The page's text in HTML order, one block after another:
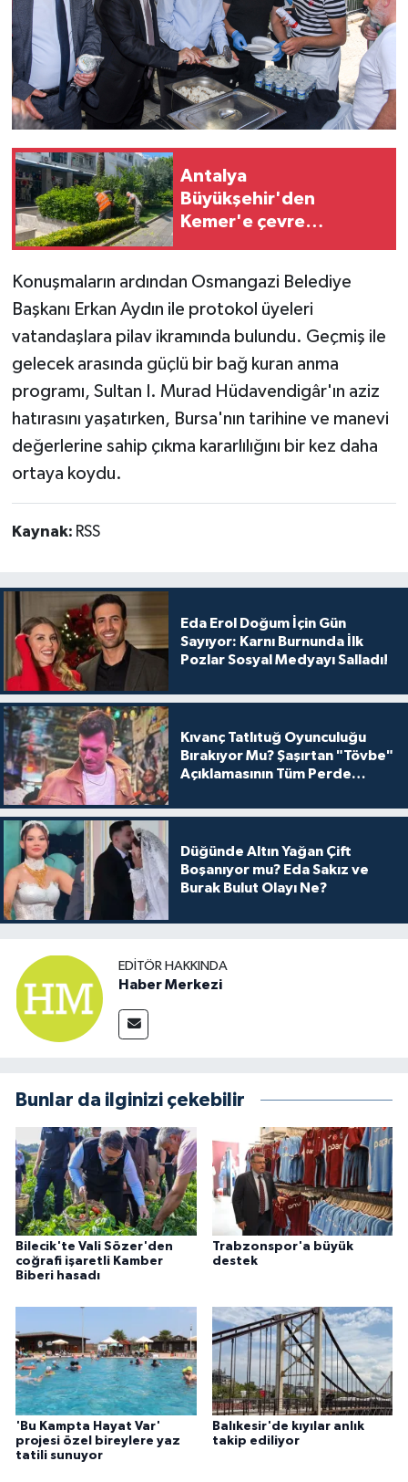
Antalya
Büyükşehir'den
Kemer'e çevre
Konuşmaların ardından Osmangazi Belediye
Başkanı Erkan Aydın ile protokol üyeleri
vatandaşlara pilav ikramında bulundu. Geçmiş ile
gelecek arasında güçlü bir bağ kuran anma
programı, Sultan I. Murad Hüdavendigâr'ın aziz
hatırasını yaşatırken, Bursa'nın tarihine ve manevi
değerlerine sahip çıkma kararlılığını bir kez daha
ortaya koydu.
Kaynak: RSS
Eda Erol Doğum İçin Gün
Sayıyor: Karnı Burnunda İlk
Pozlar Sosyal Medyayı Salladı!
Kıvanç Tatlıtuğ Oyunculuğu
Bırakıyor Mu? Şaşırtan "Tövbe"
Açıklamasının Tüm Perde
Düğünde Altın Yağan Çift
Boşanıyor mu? Eda Sakız ve
Burak Bulut Olayı Ne?
EDITÖR HAKKINDA
Haber Merkezi
Bunlar da ilginizi çekebilir
Bilecik'te Vali Sözer'den
coğrafi işaretli Kamber
Biberi hasadı
Trabzonspor'a büyük
destek
'Bu Kampta Hayat Var'
projesi özel bireylere yaz
tatili sunuyor
Balıkesir'de kıyılar anlık
takip ediliyor